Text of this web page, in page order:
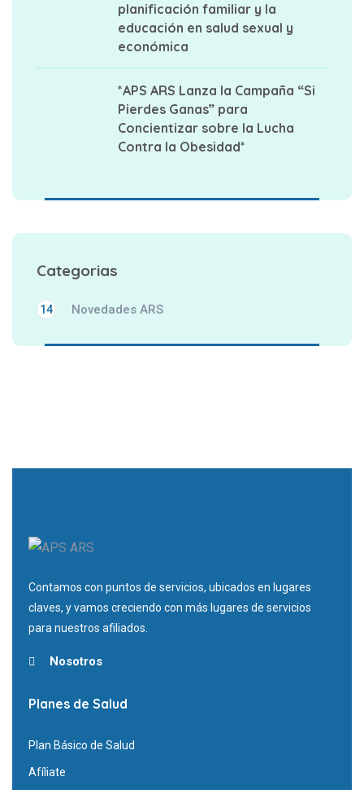
planificación familiar y la
educación en salud sexual y
económica
*APS ARS Lanza la Campaña “Si
Pierdes Ganas” para
Concientizar sobre la Lucha
Contra la Obesidad*
Categorias
Novedades ARS
14
Contamos con puntos de servicios, ubicados en lugares
claves, y vamos creciendo con más lugares de servicios
para nuestros afiliados.
Nosotros
Planes de Salud
Plan Básico de Salud
Afíliate